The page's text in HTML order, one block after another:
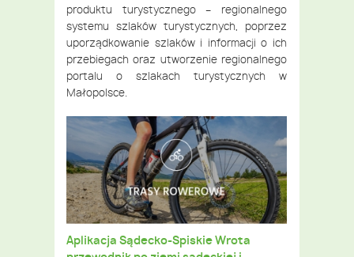
produktu turystycznego – regionalnego
systemu szlaków turystycznych, poprzez
uporządkowanie szlaków i informacji o ich
przebiegach oraz utworzenie regionalnego
portalu o szlakach turystycznych w
Małopolsce.
Aplikacja Sądecko-Spiskie Wrota